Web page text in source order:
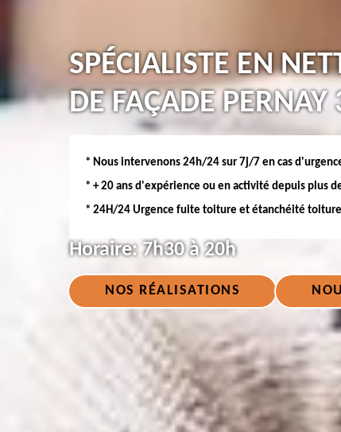
SPÉCIALISTE EN
DE FAÇADE
* Nous intervenons 24h/24 sur 7j/7 en cas
* + 20 ans d'expérience ou en activité depuis plus
* 24H/24 Urgence fuite toiture et étanchéité toiture
Horaire:7h30 à 20h
NOS RÉALISATIONS